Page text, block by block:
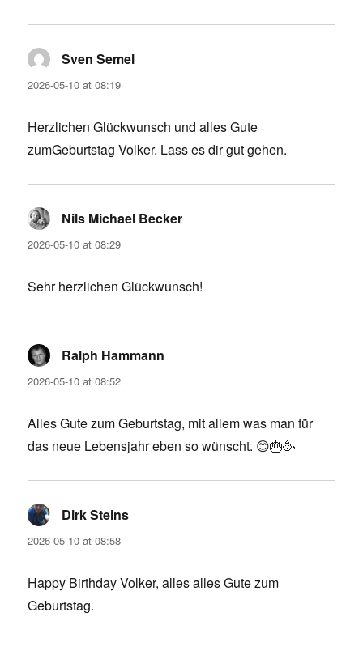
Sven Semel
2026-05-10 at 08:19
Herzlichen Glückwunsch und alles Gute
zumGeburtstag Volker. Lass es dir gut gehen.
Nils Michael Becker
2026-05-10 at 08:29
Sehr herzlichen Glückwunsch!
Ralph Hammann
2026-05-10 at 08:52
Alles Gute zum Geburtstag, mit allem was man für
das neue Lebensjahr eben so wünscht. 😊🎂🥳
Dirk Steins
2026-05-10 at 08:58
Happy Birthday Volker, alles alles Gute zum
Geburtstag.